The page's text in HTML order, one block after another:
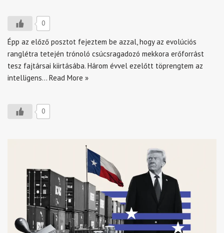
0
Épp az előző posztot fejeztem be azzal, hogy az evolúciós
ranglétra tetején trónoló csúcsragadozó mekkora erőforrást
tesz fajtársai kiirtásába. Három évvel ezelőtt töprengtem az
intelligens… Read More »
0